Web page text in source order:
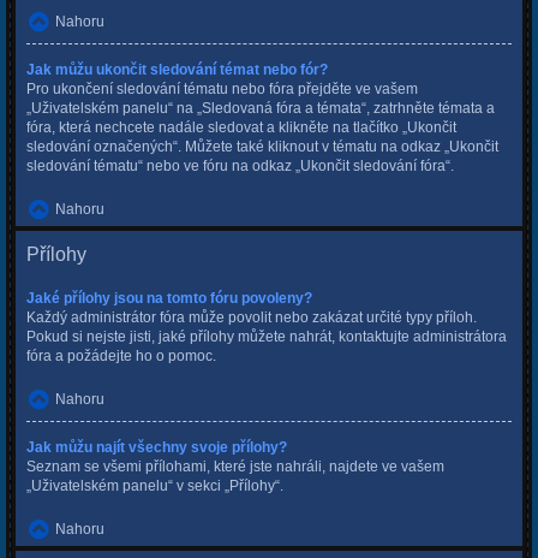
Nahoru
Jak můžu ukončit sledování témat nebo fór?
Pro ukončení sledování tématu nebo fóra přejděte ve vašem
„Uživatelském panelu“ na „Sledovaná fóra a témata“, zatrhněte témata a
fóra, která nechcete nadále sledovat a klikněte na tlačítko „Ukončit
sledování označených“. Můžete také kliknout v tématu na odkaz „Ukončit
sledování tématu“ nebo ve fóru na odkaz „Ukončit sledování fóra“.
Nahoru
Přílohy
Jaké přílohy jsou na tomto fóru povoleny?
Každý administrátor fóra může povolit nebo zakázat určité typy příloh.
Pokud si nejste jisti, jaké přílohy můžete nahrát, kontaktujte administrátora
fóra a požádejte ho o pomoc.
Nahoru
Jak můžu najít všechny svoje přílohy?
Seznam se všemi přílohami, které jste nahráli, najdete ve vašem
„Uživatelském panelu“ v sekci „Přílohy“.
Nahoru